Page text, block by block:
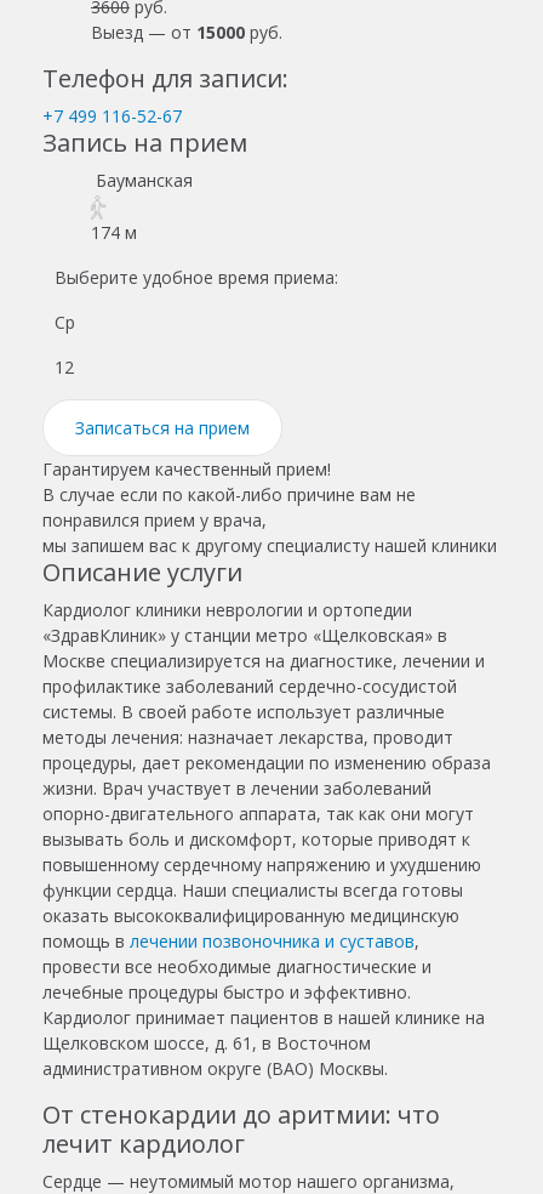
3600 руб.
Выезд — от 15000 руб.
Телефон для записи:
+7 499 116-52-67
Запись на прием
Бауманская
174 м
Выберите удобное время приема:
Ср
12
Записаться на прием
Гарантируем качественный прием!
В случае если по какой-либо причине вам не
понравился прием у врача,
мы запишем вас к другому специалисту нашей клиники
Описание услуги
Кардиолог клиники неврологии и ортопедии
«ЗдравКлиник» у станции метро «Щелковская» в
Москве специализируется на диагностике, лечении и
профилактике заболеваний сердечно-сосудистой
системы. В своей работе использует различные
методы лечения: назначает лекарства, проводит
процедуры, дает рекомендации по изменению образа
жизни. Врач участвует в лечении заболеваний
опорно-двигательного аппарата, так как они могут
вызывать боль и дискомфорт, которые приводят к
повышенному сердечному напряжению и ухудшению
функции сердца. Наши специалисты всегда готовы
оказать высококвалифицированную медицинскую
помощь в лечении позвоночника и суставов,
провести все необходимые диагностические и
лечебные процедуры быстро и эффективно.
Кардиолог принимает пациентов в нашей клинике на
Щелковском шоссе, д. 61, в Восточном
административном округе (ВАО) Москвы.
От стенокардии до аритмии: что
лечит кардиолог
Сердце — неутомимый мотор нашего организма,